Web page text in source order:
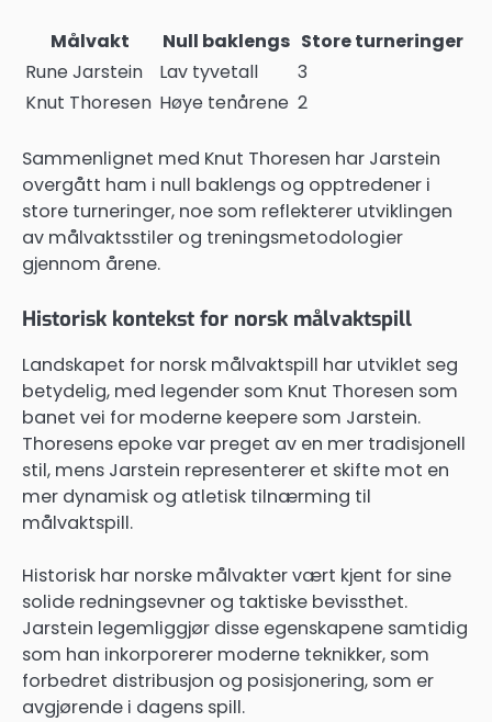
Målvakt Null baklengs Store turneringer
Rune Jarstein
Lav tyvetall
3
Knut Thoresen Høye tenårene 2
Sammenlignet med Knut Thoresen har Jarstein
overgått ham i null baklengs og opptredener i
store turneringer, noe som reflekterer utviklingen
av målvaktsstiler og treningsmetodologier
gjennom årene.
Historisk kontekst for norsk målvaktspill
Landskapet for norsk målvaktspill har utviklet seg
betydelig, med legender som Knut Thoresen som
banet vei for moderne keepere som Jarstein.
Thoresens epoke var preget av en mer tradisjonell
stil, mens Jarstein representerer et skifte mot en
mer dynamisk og atletisk tilnærming til
målvaktspill.
Historisk har norske målvakter vært kjent for sine
solide redningsevner og taktiske bevissthet.
Jarstein legemliggjør disse egenskapene samtidig
som han inkorporerer moderne teknikker, som
forbedret distribusjon og posisjonering, som er
avgjørende i dagens spill.